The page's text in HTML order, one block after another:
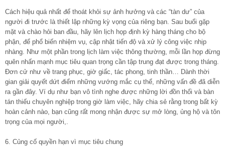
Cách hiệu quả nhất để thoát khỏi sự ảnh hưởng và các “tàn dư” của
người đi trước là thiết lập những kỳ vọng của riêng bạn. Sau buổi gặp
mặt và chào hỏi ban đầu, hãy lên lịch họp định kỳ hàng tháng cho bộ
phận, để phổ biến nhiệm vụ, cập nhật tiến độ và xử lý công việc nhịp
nhàng. Như một phần trong lịch làm việc thông thường, mỗi lần họp đừng
quên nhấn mạnh mục tiêu quan trọng cần tập trung đạt được trong tháng.
Đơn cử như về trang phục, giờ giấc, tác phong, tinh thần… Dành thời
gian giải quyết dứt điểm những vướng mắc cụ thể, những vấn đề đã diễn
ra gần đây. Ví dụ như bạn vô tình nghe được những lời đồn thổi và bàn
tán thiếu chuyên nghiệp trong giờ làm việc, hãy chia sẻ rằng trong bất kỳ
hoàn cảnh nào, bạn cũng rất mong nhận được sự mở lòng, ủng hộ và tôn
trọng của mọi người,.
6. Củng cố quyền hạn vì mục tiêu chung